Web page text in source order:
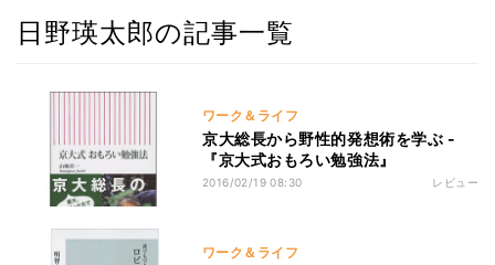
日野瑛太郎の記事一覧
ワーク＆ライフ
京大総長から野性的発想術を学ぶ -
『京大式おもろい勉強法』
2016/02/19 08:30 レビュー
ワーク＆ライフ